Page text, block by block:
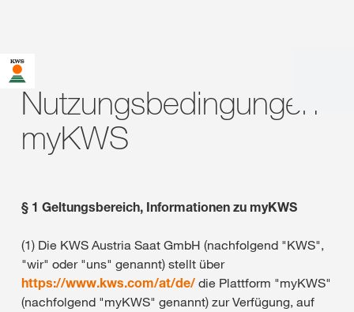
Sie befinden sich auf der KWS Website für Österreich. Für
diese Seite existiert eine alternative Seite für Ihr Land:
Möchten Sie jetzt wechseln?
JETZT
WECHSELN
Nutzungsbedingungen
myKWS
§ 1 Geltungsbereich, Informationen zu myKWS
(1) Die KWS Austria Saat GmbH (nachfolgend "KWS",
"wir" oder "uns" genannt) stellt über
https://www.kws.com/at/de/ die Plattform "myKWS"
(nachfolgend "myKWS" genannt) zur Verfügung, auf